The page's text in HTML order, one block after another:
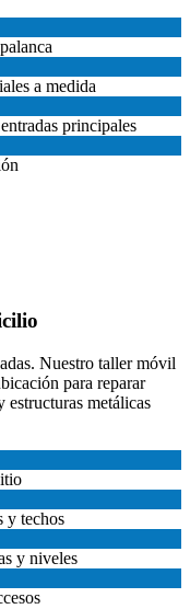
a medida
principales
Nuestro taller móvil
para reparar
estructuras metálicas
y techos
y niveles